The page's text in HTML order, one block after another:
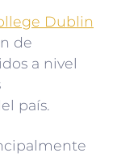
Dublin
de
a nivel
país.